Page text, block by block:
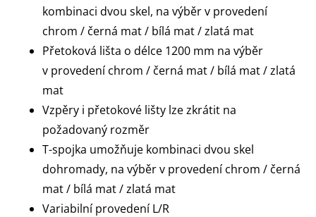
kombinaci dvou skel, na výběr v provedení
chrom / černá mat / bílá mat / zlatá mat
Přetoková lišta o délce 1200 mm na výběr
v provedení chrom / černá mat / bílá mat / zlatá
mat
Vzpěry i přetokové lišty lze zkrátit na
požadovaný rozměr
T-spojka umožňuje kombinaci dvou skel
dohromady, na výběr v provedení chrom / černá
mat / bílá mat / zlatá mat
Variabilní provedení L/R